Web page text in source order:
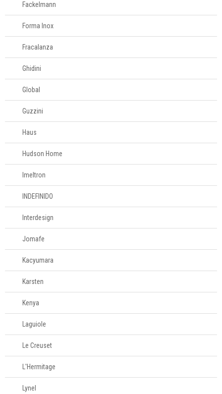
Televendas
61
996588122
Fackelmann
Forma Inox
Fracalanza
Ghidini
Global
Guzzini
Haus
Hudson Home
Imeltron
INDEFINIDO
Interdesign
Jomafe
Kacyumara
Karsten
Kenya
Laguiole
Le Creuset
L'Hermitage
Lynel